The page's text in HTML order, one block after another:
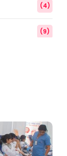
(4)
(9)
(3)